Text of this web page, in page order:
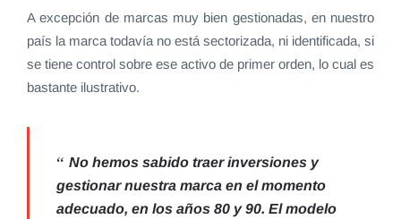
A excepción de marcas muy bien gestionadas, en nuestro
país la marca todavía no está sectorizada, ni identificada, si
se tiene control sobre ese activo de primer orden, lo cual es
bastante ilustrativo.
No hemos sabido traer inversiones y
gestionar nuestra marca en el momento
adecuado, en los años 80 y 90. El modelo